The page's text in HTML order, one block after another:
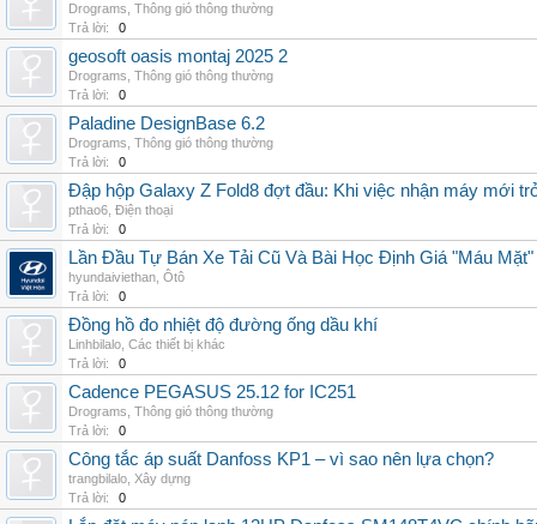
Drograms Thông gió thông thường
Trả lời:
0
geosoft oasis montaj 2025 2
Drograms Thông gió thông thường
Trả lời:
0
Paladine DesignBase 6.2
Drograms Thông gió thông thường
Trả lời:
0
Đập hộp Galaxy Z Fold8 đợt đầu: Khi việc nhận máy mới
pthao6 Điện thoại
Trả lời:
0
Lần Đầu Tự Bán Xe Tải Cũ Và Bài Học Định Giá "Máu
hyundaiviethan Ôtô
Trả lời:
0
Đồng hồ đo nhiệt độ đường ống dầu khí
Linhbilalo Các thiết bị khác
Trả lời:
0
Cadence PEGASUS 25.12 for IC251
Drograms Thông gió thông thường
Trả lời:
0
Công tắc áp suất Danfoss KP1 – vì sao nên lựa chọn?
trangbilalo Xây dựng
Trả lời:
0